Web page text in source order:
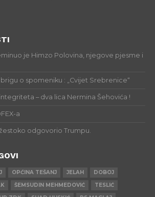
je Himzo Polovina, njegove pjesme i
o spomeniku : „Cvijet Srebrenice“
– dva lica Nermina Šehovića !
a
odgovorio Trumpu.
OPĆINA TEŠANJ JELAH
DOBOJ
ŠEMSUDIN MEHMEDOVIĆ
TESLIĆ